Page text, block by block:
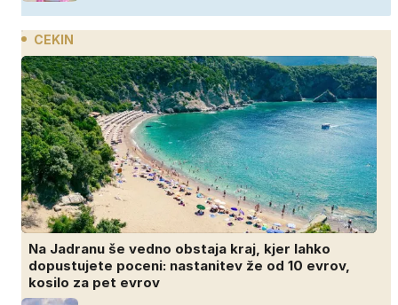
CEKIN
Na Jadranu še vedno obstaja kraj, kjer lahko
dopustujete poceni: nastanitev že od 10 evrov,
kosilo za pet evrov